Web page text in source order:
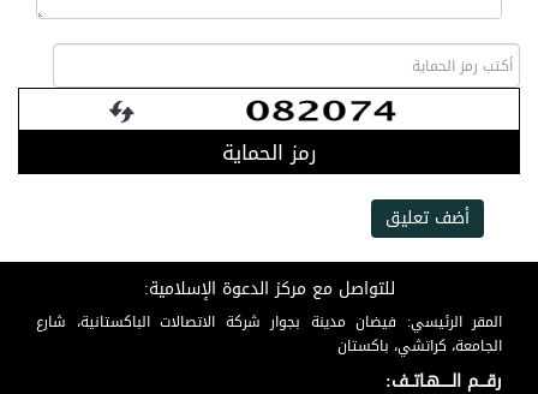
رمز الحماية
أضف تعليق
للتواصل مع مركز الدعوة الإسلامية:
المقر الرئيسي: فيضان مدينة بجوار شركة الاتصالات الباكستانية، شارع
الجامعة، كراتشي، باكستان
رقـــم الـــــهـاتــف: